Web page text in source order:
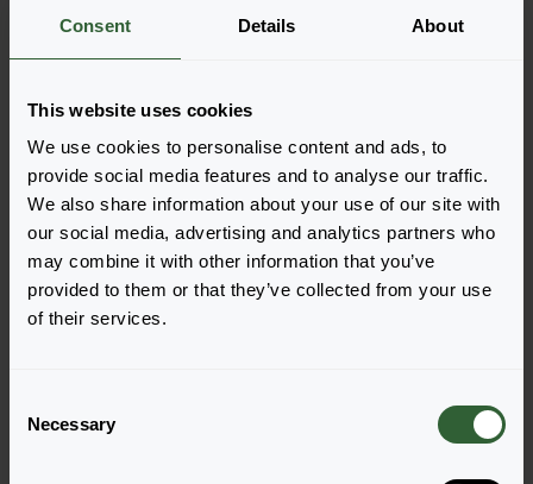
Consent Details About
This website uses cookies
We use cookies to personalise content and ads, to
provide social media features and to analyse our traffic.
We also share information about your use of our site with
our social media, advertising and analytics partners who
may combine it with other information that you’ve
provided to them or that they’ve collected from your use
of their services.
Necessary
Elegance
Pink Light/Rosa Chiaro
3P10
Login om te bestellen
Elegance
Pink/Rosa 300-18
Login om te bestellen